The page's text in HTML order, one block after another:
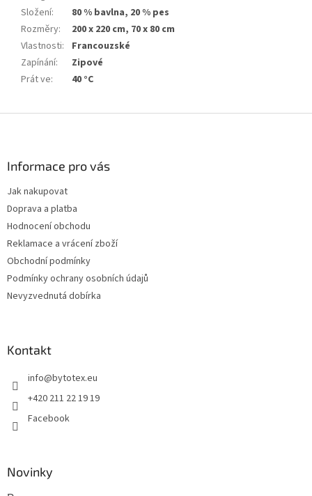
Složení:
80 % bavlna, 20 % pes
Rozměry:
200 x 220 cm, 70 x 80 cm
Vlastnosti:
Francouzské
Zapínání:
Zipové
Prát ve: 40 °C
Informace pro vás
Jak nakupovat
Doprava a platba
Hodnocení obchodu
Reklamace a vrácení zboží
Obchodní podmínky
Podmínky ochrany osobních údajů
Nevyzvednutá dobírka
Kontakt
info@bytotex.eu
+420 211 22 19 19
Facebook
Novinky